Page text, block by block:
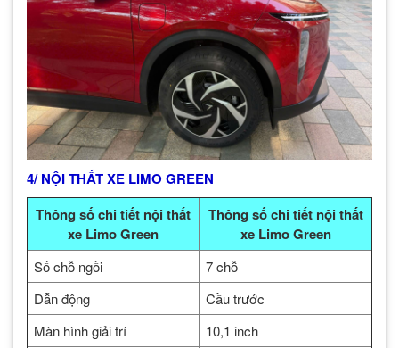
4/ NỘI THẤT XE LIMO GREEN
Thông số chi tiết nội thất
xe Limo Green
Thông số chi tiết nội thất
xe Limo Green
Số chỗ ngồi
7 chỗ
Dẫn động
Cầu trước
Màn hình giải trí
10,1 inch